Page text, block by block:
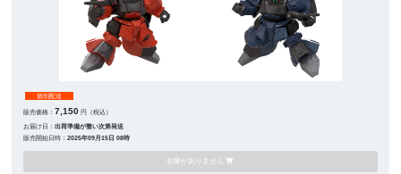
個別配送
販売価格： 7,150 円（税込）
お届け日：出荷準備が整い次第発送
販売開始日時：2025年09月15日 08時
在庫がありません